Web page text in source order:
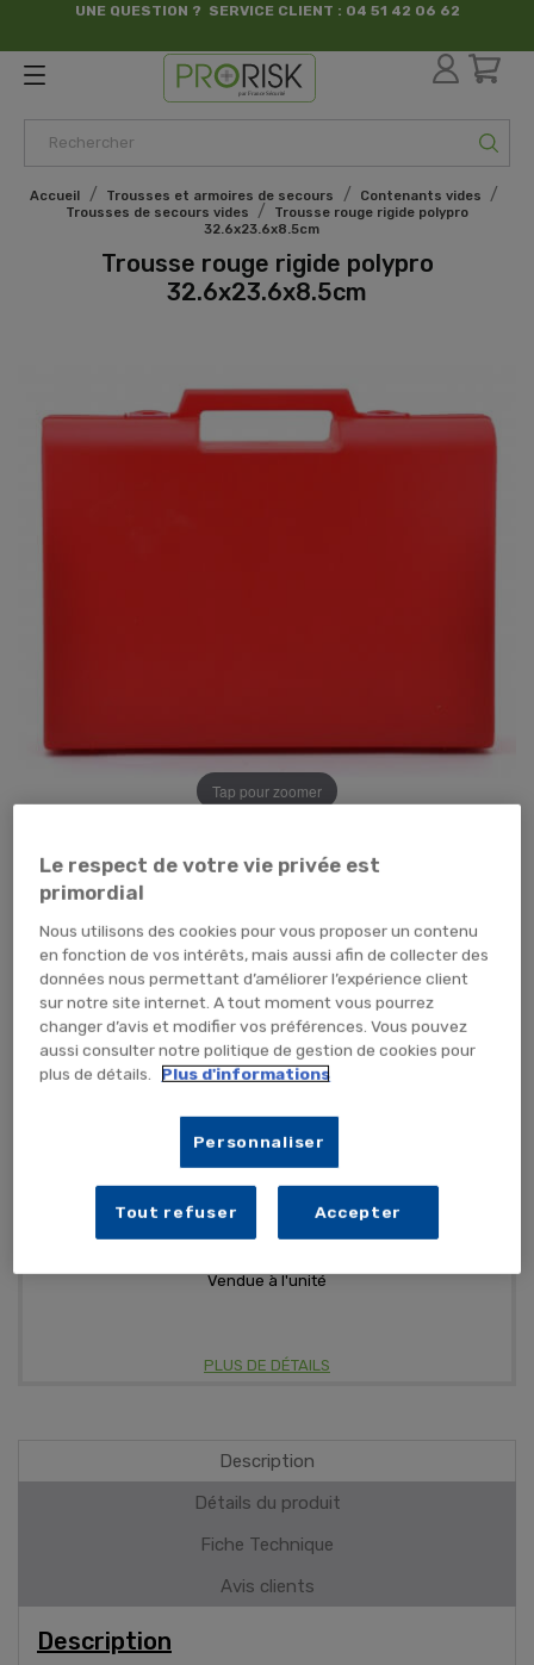
UNE QUESTION ? SERVICE CLIENT : 04 51 42 06 62
par France Sécurité
Accueil Trousses et armoires de secours
Contenants vides
Trousses de secours vides
Trousse rouge rigide polypro
32.6x23.6x8.5cm
Trousse rouge rigide polypro
32.6x23.6x8.5cm
Tap pour zoomer
179,88 €TTC149,90 € HT
CARTON (x10 unités)
Se repère facilement
Vendue à l'unité
PLUS DE DÉTAILS
Description
Détails du produit
Fiche Technique
Avis clients
Description
Le respect de votre vie privée est
primordial
Nous utilisons des cookies pour vous proposer un contenu
en fonction de vos intérêts, mais aussi afin de collecter des
données nous permettant d’améliorer l’expérience client
sur notre site internet. A tout moment vous pourrez
changer d’avis et modifier vos préférences. Vous pouvez
aussi consulter notre politique de gestion de cookies pour
plus de détails.
Plus d'informations
Personnaliser
Tout refuser Accepter